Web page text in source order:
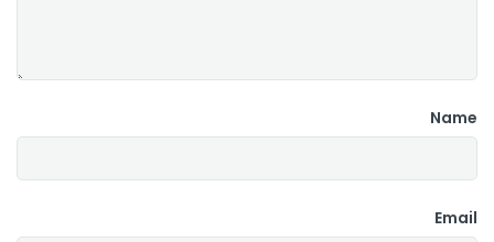
Name
Email